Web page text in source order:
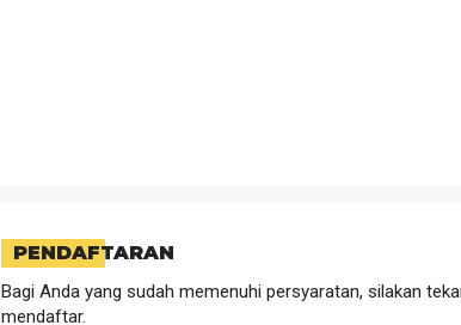
PENDAFTARAN
Bagi Anda yang sudah memenuhi persyaratan, silakan
mendaftar.